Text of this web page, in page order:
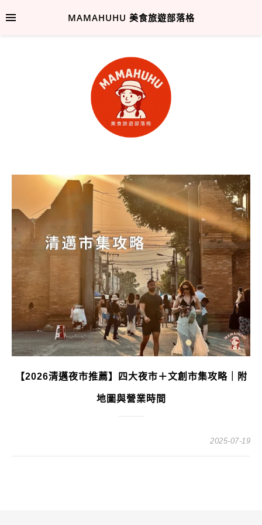
MAMAHUHU 美食旅遊部落格
【2026清邁夜市推薦】四大夜市＋文創市集攻略｜附
地圖與營業時間
2025-07-19